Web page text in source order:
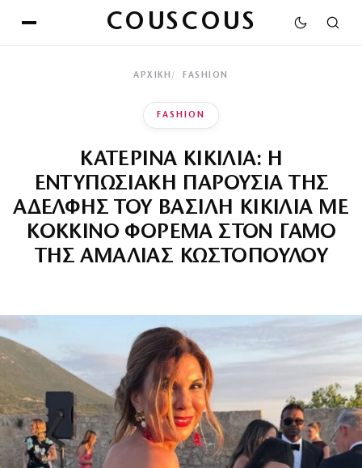
COUSCOUS
ΑΡΧΙΚΉ FASHION
FASHION
ΚΑΤΕΡΙΝΑ ΚΙΚΙΛΙΑ: Η
ΕΝΤΥΠΩΣΙΑΚΗ ΠΑΡΟΥΣΙΑ ΤΗΣ
ΑΔΕΛΦΗΣ ΤΟΥ ΒΑΣΙΛΗ ΚΙΚΙΛΙΑ ΜΕ
ΚΟΚΚΙΝΟ ΦΟΡΕΜΑ ΣΤΟΝ ΓΑΜΟ
ΤΗΣ ΑΜΑΛΙΑΣ ΚΩΣΤΟΠΟΥΛΟΥ